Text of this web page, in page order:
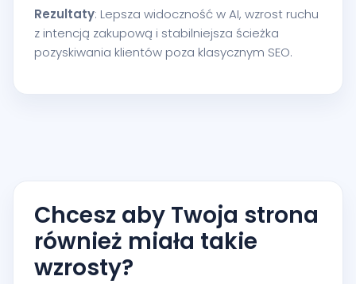
Rezultaty: Lepsza widoczność w AI, wzrost ruchu
z intencją zakupową i stabilniejsza ścieżka
pozyskiwania klientów poza klasycznym SEO.
Chcesz aby Twoja strona
również miała takie
wzrosty?